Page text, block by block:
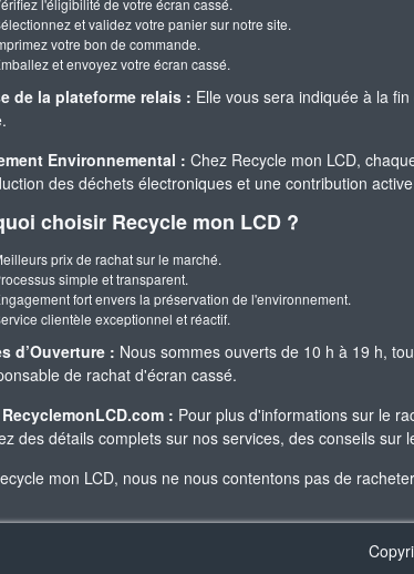
l'éligibilité de votre écran cassé.
et validez votre panier sur notre site.
votre bon de commande.
et envoyez votre écran cassé.
de la plateforme relais : Elle vous sera indiquée à la
Environnemental : Chez Recycle mon LCD,
des déchets électroniques et une contribution
choisir Recycle mon LCD ?
prix de rachat sur le marché.
simple et transparent.
fort envers la préservation de l'environnement.
clientèle exceptionnel et réactif.
d’Ouverture : Nous sommes ouverts de 10 h à 19 h,
de rachat d'écran cassé.
: Pour plus d'informations sur le
des détails complets sur nos services, des conseils
mon LCD, nous ne nous contentons pas de